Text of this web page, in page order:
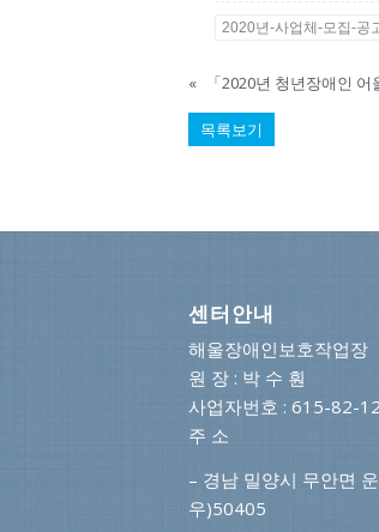
2020년-사업체-모집-공
«
목록보기
센터안내
해울장애인보호작업장
원 장 : 박 수 훤
사업자번호 : 615-82-
주 소
– 경남 밀양시 무안면
우)50405